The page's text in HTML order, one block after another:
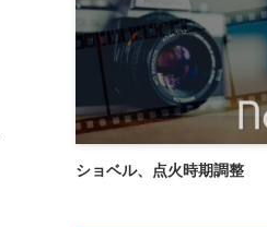
ショベル、点火時期調整